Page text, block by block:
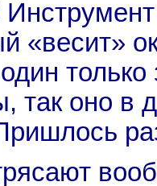
«весит»
так оно в